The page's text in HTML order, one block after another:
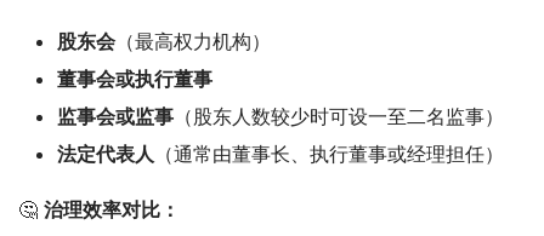
股东会 （最高权力机构）
董事会或执行董事
监事会或监事 （股东人数较少时可设一至二名监事）
法定代表人 （通常由董事长、执行董事或经理担任）
🤔 治理效率对比：